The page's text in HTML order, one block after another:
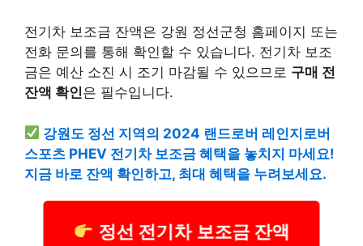
전기차 보조금 잔액은 강원 정선군청 홈페이지 또는
전화 문의를 통해 확인할 수 있습니다. 전기차 보조
금은 예산 소진 시 조기 마감될 수 있으므로 구매 전
잔액 확인은 필수입니다.
강원도 정선 지역의 2024 랜드로버 레인지로버
스포츠 PHEV 전기차 보조금 혜택을 놓치지 마세요!
지금 바로 잔액 확인하고, 최대 혜택을 누려보세요.
정선 전기차 보조금 잔액